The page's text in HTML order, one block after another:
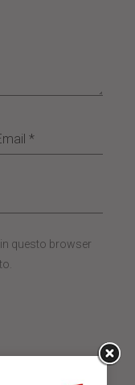
questo browser